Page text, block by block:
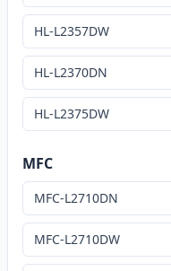
HL-L2357DW
HL-L2370DN
HL-L2375DW
MFC
MFC-L2710DN
MFC-L2710DW